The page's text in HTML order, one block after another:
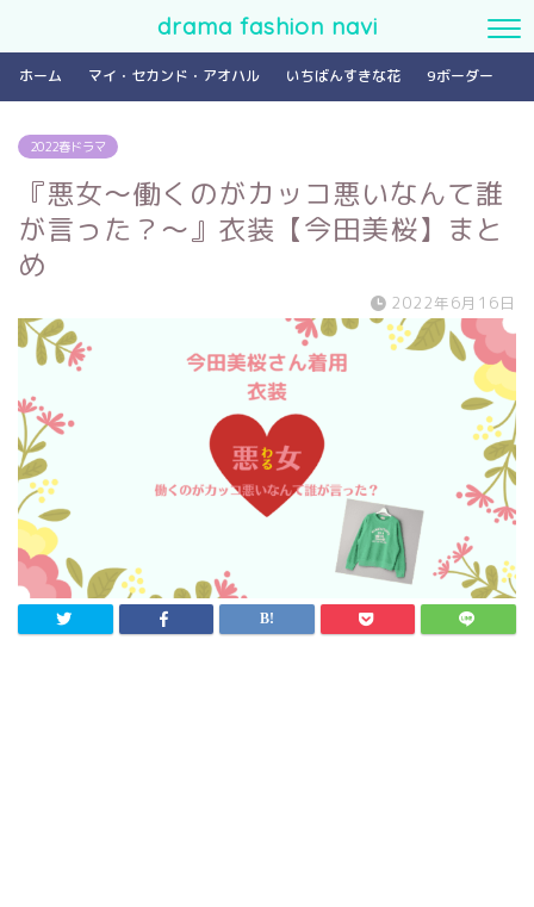
drama fashion navi
ホーム マイ・セカンド・アオハル いちばんすきな花 9ボーダー
2022春ドラマ
『悪女～働くのがカッコ悪いなんて誰
が言った？～』衣装【今田美桜】まと
め
2022年6月16日